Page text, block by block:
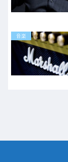
音楽